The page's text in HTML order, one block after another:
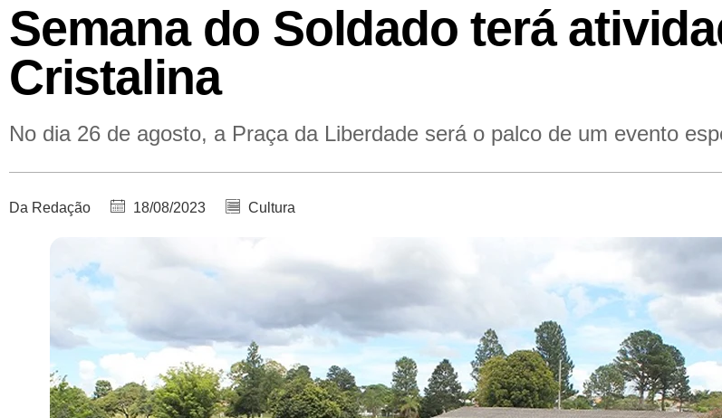
Semana do Soldado terá
Cristalina
No dia 26 de agosto, a Praça da Liberdade será o palco de um evento
Da Redação 18/08/2023 Cultura